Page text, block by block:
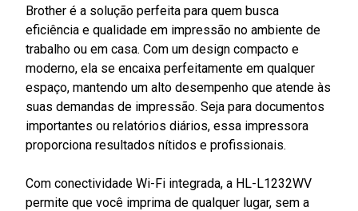
Brother é a solução perfeita para quem busca
eficiência e qualidade em impressão no ambiente de
trabalho ou em casa. Com um design compacto e
moderno, ela se encaixa perfeitamente em qualquer
espaço, mantendo um alto desempenho que atende às
suas demandas de impressão. Seja para documentos
importantes ou relatórios diários, essa impressora
proporciona resultados nítidos e profissionais.
Com conectividade Wi-Fi integrada, a HL-L1232WV
permite que você imprima de qualquer lugar, sem a